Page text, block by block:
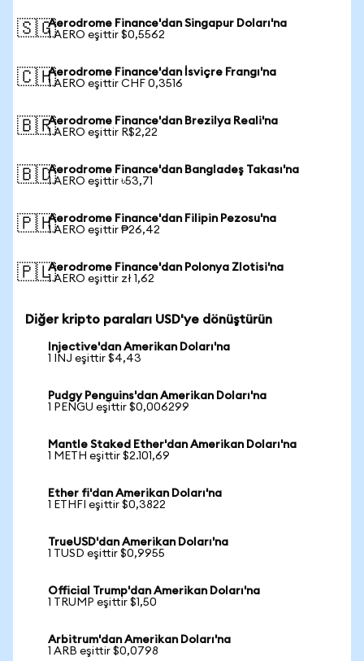
🇸🇬Aerodrome Finance'dan Singapur Doları'na
1 AERO eşittir $0,5562
🇨🇭Aerodrome Finance'dan İsviçre Frangı'na
1 AERO eşittir CHF 0,3516
🇧🇷Aerodrome Finance'dan Brezilya Reali'na
1 AERO eşittir R$2,22
🇧🇩Aerodrome Finance'dan Bangladeş Takası'na
1 AERO eşittir ৳53,71
🇵🇭Aerodrome Finance'dan Filipin Pezosu'na
1 AERO eşittir ₱26,42
🇵🇱Aerodrome Finance'dan Polonya Zlotisi'na
1 AERO eşittir zł 1,62
Diğer kripto paraları USD'ye dönüştürün
Injective'dan Amerikan Doları'na
1 INJ eşittir $4,43
Pudgy Penguins'dan Amerikan Doları'na
1 PENGU eşittir $0,006299
Mantle Staked Ether'dan Amerikan Doları'na
1 METH eşittir $2.101,69
Ether fi'dan Amerikan Doları'na
1 ETHFI eşittir $0,3822
TrueUSD'dan Amerikan Doları'na
1 TUSD eşittir $0,9955
Official Trump'dan Amerikan Doları'na
1 TRUMP eşittir $1,50
Arbitrum'dan Amerikan Doları'na
1 ARB eşittir $0,0798